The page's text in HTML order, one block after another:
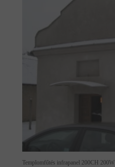
Templomfűtés infrapanel 200CH 200W